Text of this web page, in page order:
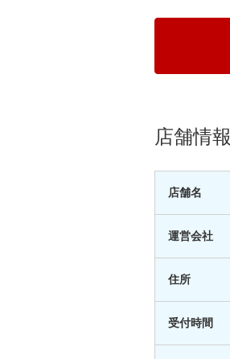
店舗情報
店舗名
運営会社
住所
受付時間